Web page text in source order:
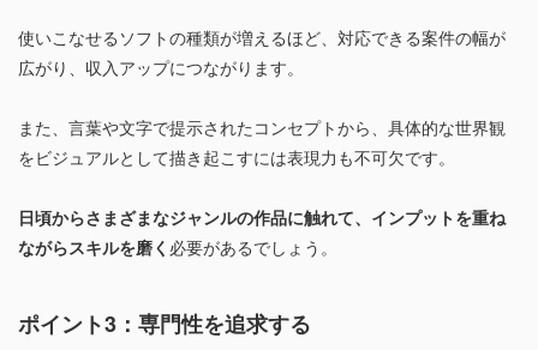
使いこなせるソフトの種類が増えるほど、対応できる案件の幅が
広がり、収入アップにつながります。
また、言葉や文字で提示されたコンセプトから、具体的な世界観
をビジュアルとして描き起こすには表現力も不可欠です。
日頃からさまざまなジャンルの作品に触れて、インプットを重ね
ながらスキルを磨く 必要があるでしょう。
ポイント3：専門性を追求する